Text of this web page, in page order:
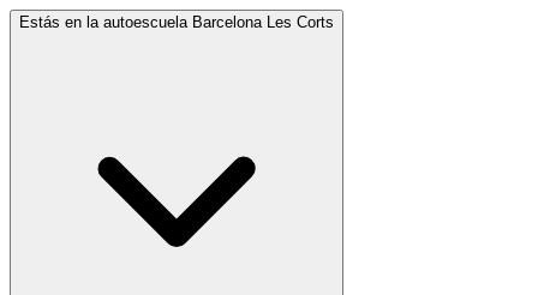
Estás en la autoescuela Barcelona Les Corts